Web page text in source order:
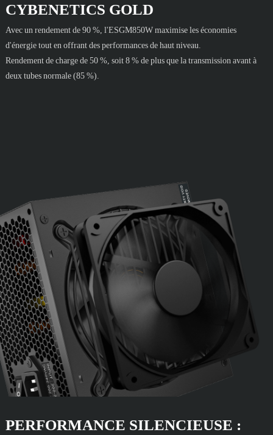
CYBENETICS GOLD
Avec un rendement de 90 %, l'ESGM850W maximise les économies
d'énergie tout en offrant des performances de haut niveau.
Rendement de charge de 50 %, soit 8 % de plus que la transmission avant à
deux tubes normale (85 %).
PERFORMANCE SILENCIEUSE :